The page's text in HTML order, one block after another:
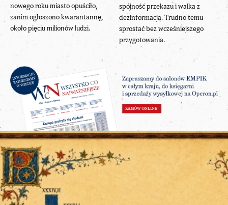
nowego roku miasto opuściło,
zanim ogłoszono kwarantannę,
około pięciu milionów ludzi.
spójność przekazu i walka z
dezinformacją. Trudno temu
sprostać bez wcześniejszego
przygotowania.